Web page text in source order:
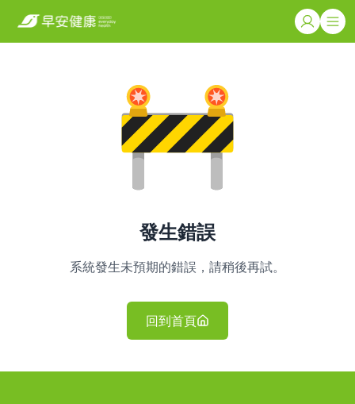
發生錯誤
系統發生未預期的錯誤，請稍後再試。
回到首頁